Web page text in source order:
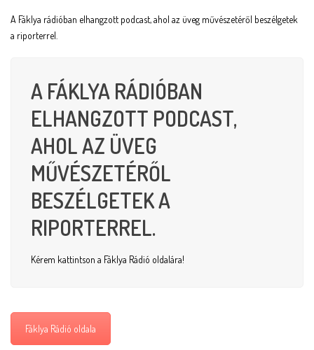
A Fáklya rádióban elhangzott podcast, ahol az üveg művészetéről beszélgetek
a riporterrel.
A FÁKLYA RÁDIÓBAN
ELHANGZOTT PODCAST,
AHOL AZ ÜVEG
MŰVÉSZETÉRŐL
BESZÉLGETEK A
RIPORTERREL.
Kérem kattintson a Fáklya Rádió oldalára!
Fáklya Rádió oldala